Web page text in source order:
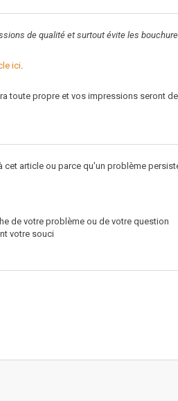
de qualité et surtout évite les
ici
toute propre et vos impressions seront
article ou parce qu'un problème
de votre problème ou de votre question
votre souci